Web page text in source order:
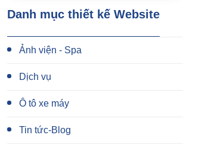
Danh mục thiết kế Website
Ảnh viện - Spa
Dịch vụ
Ô tô xe máy
Tin tức-Blog